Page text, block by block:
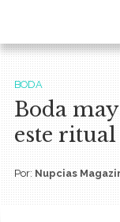
BODA
Boda
este ritual
Por:Nupcias